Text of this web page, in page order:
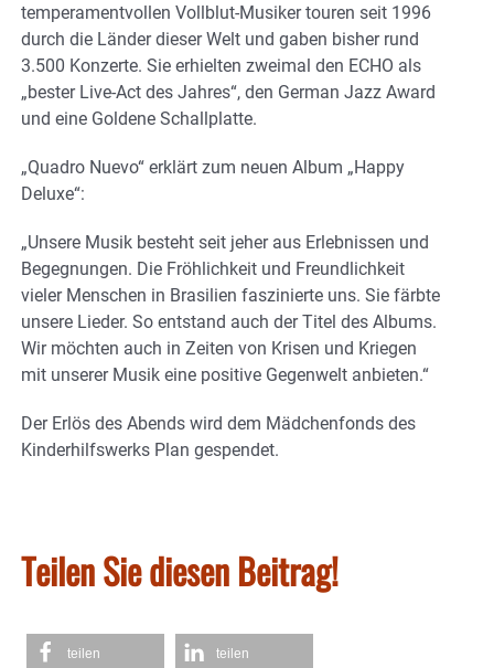
temperamentvollen Vollblut-Musiker touren seit 1996
durch die Länder dieser Welt und gaben bisher rund
3.500 Konzerte. Sie erhielten zweimal den ECHO als
„bester Live-Act des Jahres“, den German Jazz Award
und eine Goldene Schallplatte.
„Quadro Nuevo“ erklärt zum neuen Album „Happy
Deluxe“:
„Unsere Musik besteht seit jeher aus Erlebnissen und
Begegnungen. Die Fröhlichkeit und Freundlichkeit
vieler Menschen in Brasilien faszinierte uns. Sie färbte
unsere Lieder. So entstand auch der Titel des Albums.
Wir möchten auch in Zeiten von Krisen und Kriegen
mit unserer Musik eine positive Gegenwelt anbieten.“
Der Erlös des Abends wird dem Mädchenfonds des
Kinderhilfswerks Plan gespendet.
Teilen Sie diesen Beitrag!
teilen teilen